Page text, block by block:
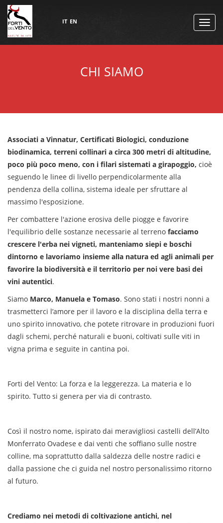
IT EN
CHI SIAMO
Associati a Vinnatur, Certificati Biologici, conduzione
biodinamica, terreni collinari a circa 300 metri di altitudine,
poco più poco meno, con i filari sistemati a girapoggio, cioè
seguendo le linee di livello perpendicolarmente alla
pendenza della collina, sistema ideale per sfruttare al
massimo l'esposizione.
Per combattere l'azione erosiva delle piogge e favorire
l'equilibrio delle sostanze necessarie al terreno facciamo
crescere l'erba nei vigneti, manteniamo siepi e boschi
dintorno e lavoriamo insieme alla natura ed agli animali per
favorire la biodiversità e il territorio per noi vere basi dei
vini autentici.
Siamo Marco, Manuela e Tomaso. Sono stati i nostri nonni a
trasmetterci l’amore per il lavoro e la disciplina della terra e
uno spirito innovativo, che potete ritrovare in produzioni fuori
dagli schemi, perché naturali e buoni, coltivati sulle viti in
vigna prima e seguite in cantina poi.
Forti del Vento: La forza e la leggerezza. La materia e lo
spirito. Tutto si genera per via di contrasto.
Così il nostro nome, ispirato dai meravigliosi castelli dell’Alto
Monferrato Ovadese e dai venti che soffiano sulle nostre
colline, ma soprattutto dalla saldezza delle nostre radici e
dalla passione che ci guida nel nostro personalissimo ritorno
al futuro.
Crediamo nei metodi di coltivazione antichi, nel